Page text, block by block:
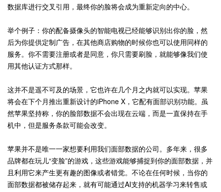
数据库进行交叉引用，最终你的脸将会成为重新定向的中心。
举个例子：你的配备摄像头的智能电视已经能够识别出你的脸，然
后为你提供定制广告，在其他商店购物的时候你也可以使用同样的
服务。你不需要注册或者是同意，你只需要刷脸，就能够像我们使
用其他认证方式那样。
这并不是遥不可及的场景，它也许在几个月之内就可以实现。苹果
将会在下个月推出重新设计的iPhone X，它配有面部识别功能。虽
然苹果坚持称，你的脸部数据不会出现在云端，而是一直保持在手
机中，但是服务条款可能会改变。
苹果并不是唯一一家想要利用我们面部数据的公司。多年来，很多
品牌都在玩儿“变脸”的游戏，这些游戏能够捕捉到你的面部数据，并
且利用它来产生更有趣的图像或者错觉。不论在任何时候，当你的
面部数据都被储存起来，就有可能通过AI支持的机器学习来转售或